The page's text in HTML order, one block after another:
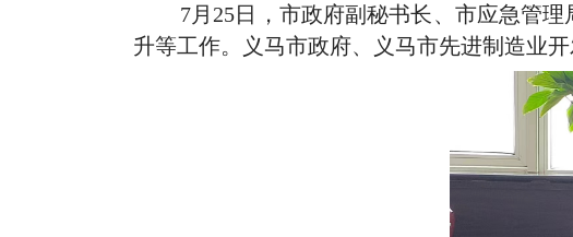
7月25日，市政府副秘书长、市应急管
升等工作。义马市政府、义马市先进制造业